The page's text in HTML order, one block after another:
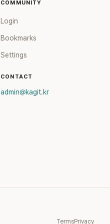
COMMUNITY
Login
Bookmarks
Settings
CONTACT
admin@kagit.kr
TermsPrivacy